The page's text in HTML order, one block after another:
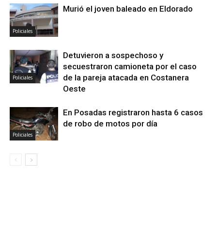
Policiales
Murió el joven baleado en Eldorado
Policiales
Detuvieron a sospechoso y
secuestraron camioneta por el caso
de la pareja atacada en Costanera
Oeste
Policiales
En Posadas registraron hasta 6 casos
de robo de motos por día